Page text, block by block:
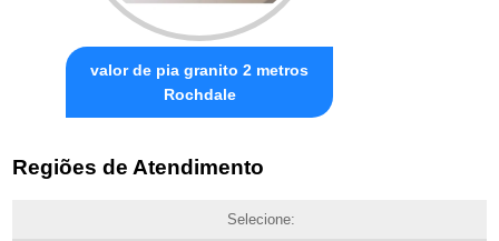
valor de pia granito 2 metros
Rochdale
Regiões de Atendimento
Selecione: